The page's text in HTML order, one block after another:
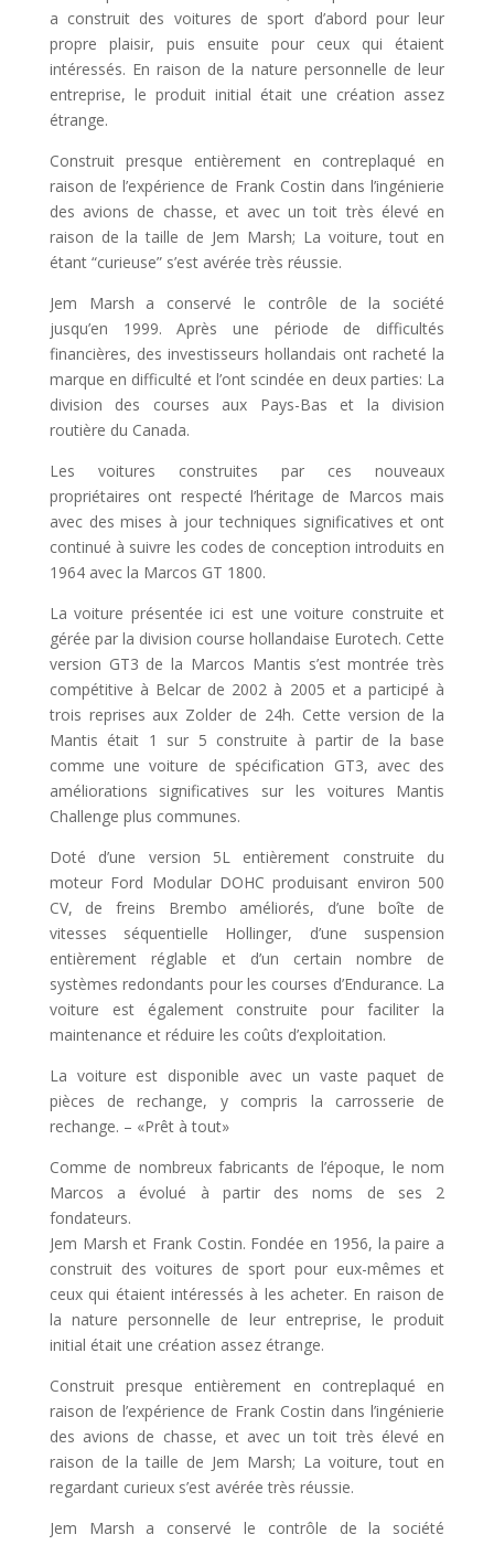
a construit des voitures de sport d’abord pour leur
propre plaisir, puis ensuite pour ceux qui étaient
intéressés. En raison de la nature personnelle de leur
entreprise, le produit initial était une création assez
étrange.
Construit presque entièrement en contreplaqué en
raison de l’expérience de Frank Costin dans l’ingénierie
des avions de chasse, et avec un toit très élevé en
raison de la taille de Jem Marsh; La voiture, tout en
étant “curieuse” s’est avérée très réussie.
Jem Marsh a conservé le contrôle de la société
jusqu’en 1999. Après une période de difficultés
financières, des investisseurs hollandais ont racheté la
marque en difficulté et l’ont scindée en deux parties: La
division des courses aux Pays-Bas et la division
routière du Canada.
Les voitures construites par ces nouveaux
propriétaires ont respecté l’héritage de Marcos mais
avec des mises à jour techniques significatives et ont
continué à suivre les codes de conception introduits en
1964 avec la Marcos GT 1800.
La voiture présentée ici est une voiture construite et
gérée par la division course hollandaise Eurotech. Cette
version GT3 de la Marcos Mantis s’est montrée très
compétitive à Belcar de 2002 à 2005 et a participé à
trois reprises aux Zolder de 24h. Cette version de la
Mantis était 1 sur 5 construite à partir de la base
comme une voiture de spécification GT3, avec des
améliorations significatives sur les voitures Mantis
Challenge plus communes.
Doté d’une version 5L entièrement construite du
moteur Ford Modular DOHC produisant environ 500
CV, de freins Brembo améliorés, d’une boîte de
vitesses séquentielle Hollinger, d’une suspension
entièrement réglable et d’un certain nombre de
systèmes redondants pour les courses d’Endurance. La
voiture est également construite pour faciliter la
maintenance et réduire les coûts d’exploitation.
La voiture est disponible avec un vaste paquet de
pièces de rechange, y compris la carrosserie de
rechange. – «Prêt à tout»
Comme de nombreux fabricants de l’époque, le nom
Marcos a évolué à partir des noms de ses 2
fondateurs.
Jem Marsh et Frank Costin. Fondée en 1956, la paire a
construit des voitures de sport pour eux-mêmes et
ceux qui étaient intéressés à les acheter. En raison de
la nature personnelle de leur entreprise, le produit
initial était une création assez étrange.
Construit presque entièrement en contreplaqué en
raison de l’expérience de Frank Costin dans l’ingénierie
des avions de chasse, et avec un toit très élevé en
raison de la taille de Jem Marsh; La voiture, tout en
regardant curieux s’est avérée très réussie.
Jem Marsh a conservé le contrôle de la société